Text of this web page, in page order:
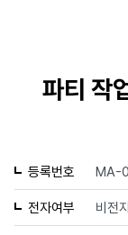
파티 작
등록번호 MA-
전자여부 비전